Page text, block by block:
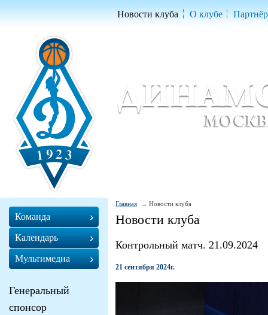
Новости клуба О клубе
Главная Новости клуба
Новости клуба
Контрольный матч. 21.09.2024
21 сентября 2024г.
Команда
Календарь
Мультимедиа
Генеральный
спонсор